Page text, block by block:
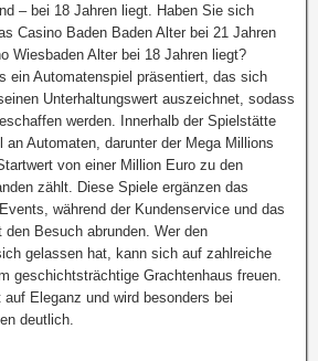
– bei 18 Jahren liegt. Haben Sie sich
Casino Baden Baden Alter bei 21 Jahren
Wiesbaden Alter bei 18 Jahren liegt?
ein Automatenspiel präsentiert, das sich
Unterhaltungswert auszeichnet, sodass
werden. Innerhalb der Spielstätte
an Automaten, darunter der Mega Millions
von einer Million Euro zu den
zählt. Diese Spiele ergänzen das
während der Kundenservice und das
Besuch abrunden. Wer den
gelassen hat, kann sich auf zahlreiche
geschichtsträchtige Grachtenhaus freuen.
Eleganz und wird besonders bei
deutlich.